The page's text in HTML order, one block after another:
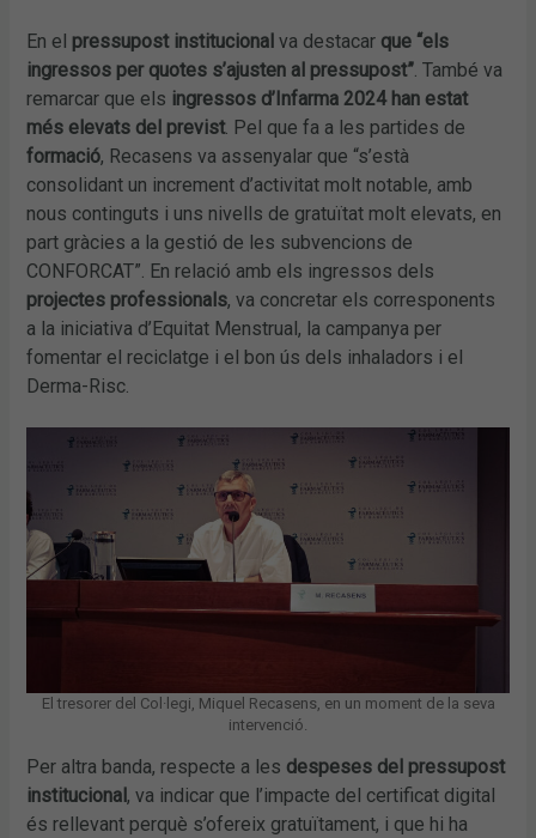
En el pressupost institucional va destacar que “els
ingressos per quotes s’ajusten al pressupost”. També va
remarcar que els ingressos d’Infarma 2024 han estat
més elevats del previst. Pel que fa a les partides de
formació, Recasens va assenyalar que “s’està
consolidant un increment d’activitat molt notable, amb
nous continguts i uns nivells de gratuïtat molt elevats, en
part gràcies a la gestió de les subvencions de
CONFORCAT”. En relació amb els ingressos dels
projectes professionals, va concretar els corresponents
a la iniciativa d’Equitat Menstrual, la campanya per
fomentar el reciclatge i el bon ús dels inhaladors i el
Derma-Risc.
El tresorer del Col·legi, Miquel Recasens, en un moment de la seva
intervenció.
Per altra banda, respecte a les despeses del pressupost
institucional, va indicar que l’impacte del certificat digital
és rellevant perquè s’ofereix gratuïtament, i que hi ha